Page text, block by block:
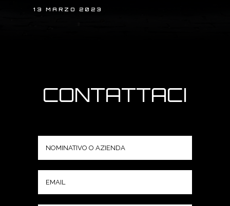
13 MARZO 2023
CONTATTACI